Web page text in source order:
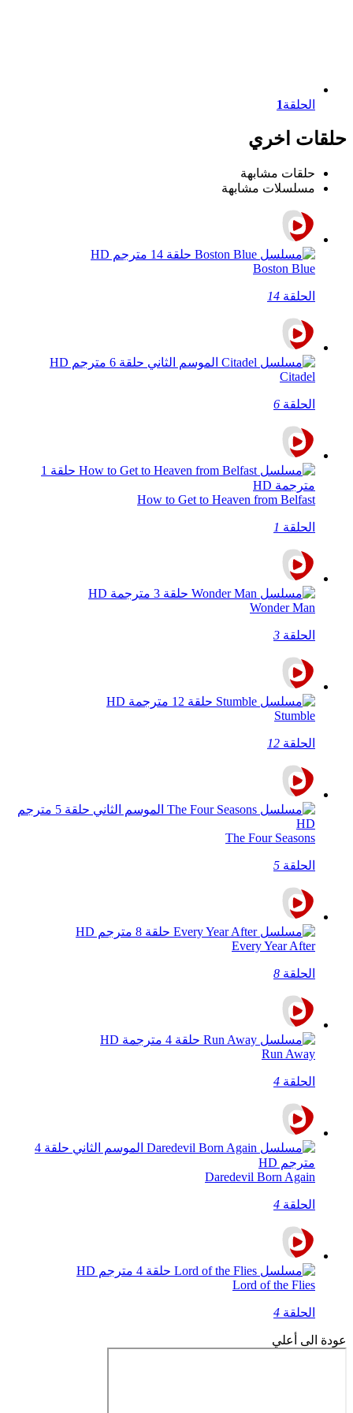
الحلقة1
حلقات اخري
حلقات مشابهة
مسلسلات مشابهة
Boston Blue
الحلقة 14
Citadel
الحلقة 6
How to Get to Heaven from Belfast
الحلقة 1
Wonder Man
الحلقة 3
Stumble
الحلقة 12
The Four Seasons
الحلقة 5
Every Year After
الحلقة 8
Run Away
الحلقة 4
Daredevil Born Again
الحلقة 4
Lord of the Flies
الحلقة 4
عودة الى أعلي